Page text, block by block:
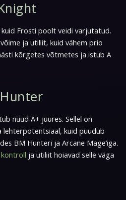
Frosti poolt veidi varjutatud.
ja utiliit, kuid vähem prio
kõrgetes võtmetes ja istub A
nüüd A+ juures. Sellel on
lehterpotentsiaal, kuid puudub
BM Hunteri ja Arcane Mage’iga.
ja utiliit hoiavad selle väga